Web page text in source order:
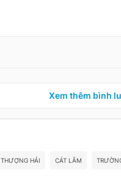
Xem thêm bình
THƯỢNG HẢI CÁT LÂM